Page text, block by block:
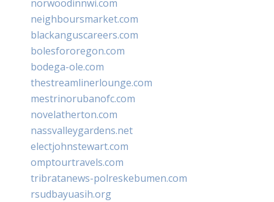
norwoodinnwi.com
neighboursmarket.com
blackanguscareers.com
bolesfororegon.com
bodega-ole.com
thestreamlinerlounge.com
mestrinorubanofc.com
novelatherton.com
nassvalleygardens.net
electjohnstewart.com
omptourtravels.com
tribratanews-polreskebumen.com
rsudbayuasih.org